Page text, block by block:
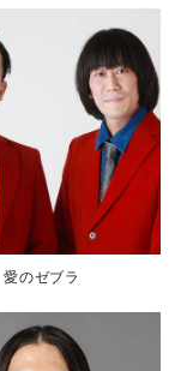
愛のゼブラ